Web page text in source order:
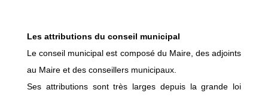
Les attributions du conseil municipal
Le conseil municipal est composé du Maire, des adjoints
au Maire et des conseillers municipaux.
Ses attributions sont très larges depuis la grande loi